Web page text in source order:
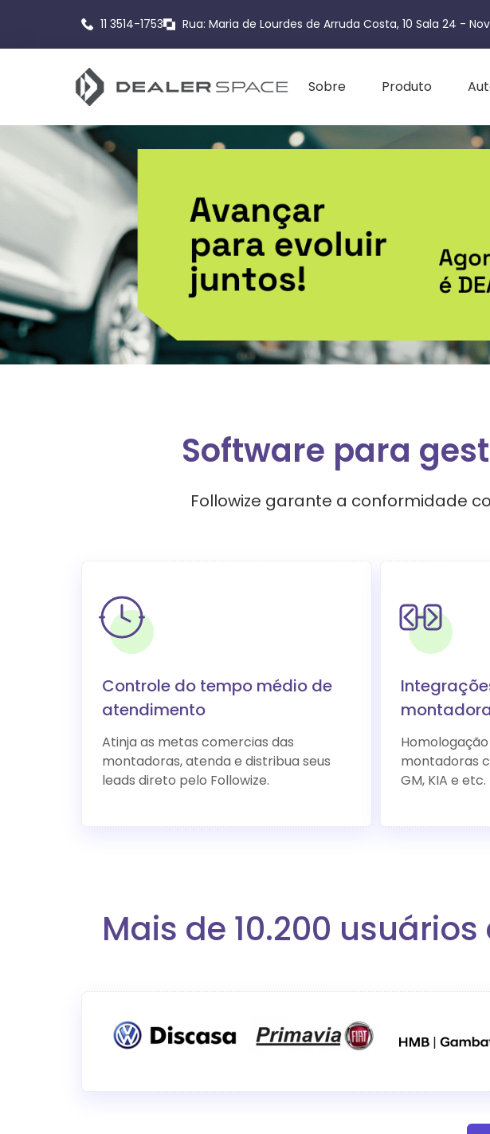
11 3514-1753 Rua: Maria de Lourdes de Arruda Costa, 10 Sala 24 -
Sobre Produto
Software para
Followize garante a conformidade
Controle do tempo médio de
atendimento
Atinja as metas comercias das
montadoras, atenda e distribua seus
leads direto pelo Followize.
montadoras
GM, KIA e etc.
Mais de 10.200